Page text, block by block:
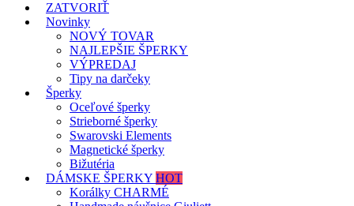
ZATVORIŤ
Novinky
NOVÝ TOVAR
NAJLEPŠIE ŠPERKY
VÝPREDAJ
Tipy na darčeky
Šperky
Oceľové šperky
Strieborné šperky
Swarovski Elements
Magnetické šperky
Bižutéria
DÁMSKE ŠPERKY HOT
Korálky CHARMÉ